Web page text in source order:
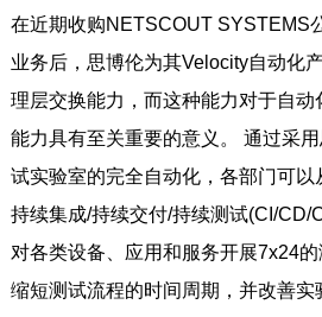
在近期收购NETSCOUT SYSTEMS
业务后，思博伦为其Velocity自动化
理层交换能力，而这种能力对于自
能力具有至关重要的意义。 通过采
试实验室的完全自动化，各部门可以
持续集成/持续交付/持续测试(CI/CD/
对各类设备、应用和服务开展7x24
缩短测试流程的时间周期，并改善实